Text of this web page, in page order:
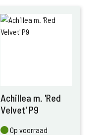
Achillea m. 'Red
Velvet' P9
Op voorraad
Op voorraad